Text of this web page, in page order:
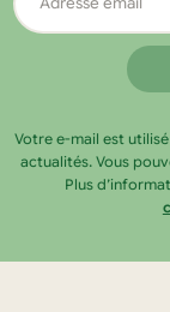
email
Votre e-mail est
actualités. Vous
Plus